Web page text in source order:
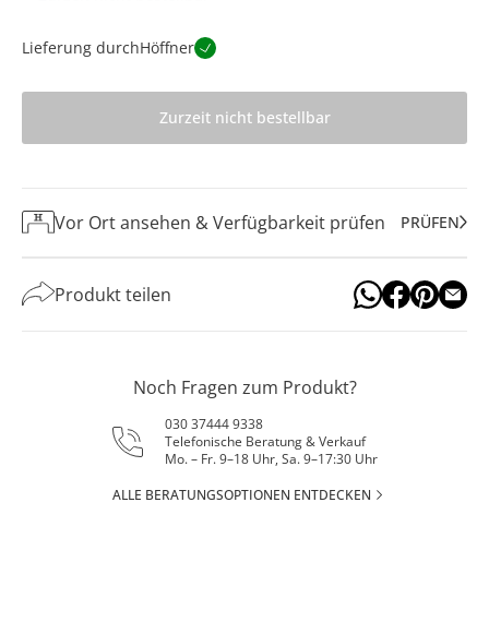
Lieferung durchHöffner
Zurzeit nicht bestellbar
Vor Ort ansehen & Verfügbarkeit prüfen PRÜFEN
Produkt teilen
Noch Fragen zum Produkt?
030 37444 9338
Telefonische Beratung & Verkauf
Mo. – Fr. 9–18 Uhr, Sa. 9–17:30 Uhr
ALLE BERATUNGSOPTIONEN ENTDECKEN